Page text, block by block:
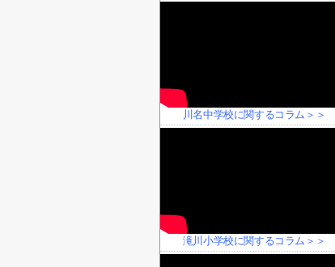
川名中学校に関するコラム＞＞
滝川小学校に関するコラム＞＞